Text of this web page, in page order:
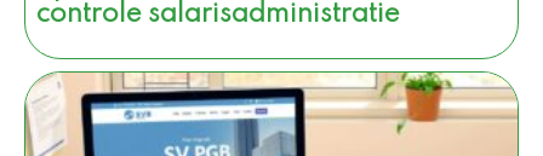
controle salarisadministratie